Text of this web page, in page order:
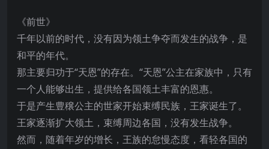
《前世》
千年以前的时代，没有因为领土争夺而发生的战争，是
和平的年代。
那主要归功于“天恩”的存在。“天恩”公主在家族中，只有
一个人能够出生，提供给各国领土丰富的恩惠。
于是产生豊穣公主的世家开始束缚民族，王家诞生了。
王家逐渐扩大领土，束缚周边各国，没有发生战争。
然而，随着年岁的增长，王族的怠慢态度，看轻各国的